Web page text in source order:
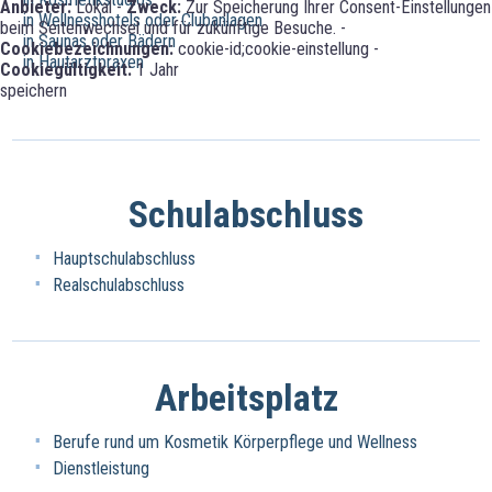
Anbieter:Lokal -Zweck: Zur Speicherung Ihrer Consent-Einstellungen
beim Seitenwechsel und für zukünftige Besuche. -
Cookiebezeichnungen:cookie-id;cookie-einstellung -
Cookiegültigkeit:1 Jahr
speichern
in Wellnesshotels oder Clubanlagen
in Saunas oder Bädern
in Hautarztpraxen
Schulabschluss
Hauptschulabschluss
Realschulabschluss
Arbeitsplatz
Berufe rund um Kosmetik Körperpflege und Wellness
Dienstleistung